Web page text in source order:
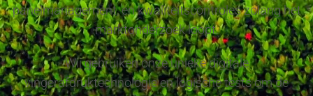
panelmanagement, en kwaliteitscontroles zolang het
marktonderzoek loopt.
Wij gebruiken onze unieke digitale
vingerafdruktechnologie en logische tests om de